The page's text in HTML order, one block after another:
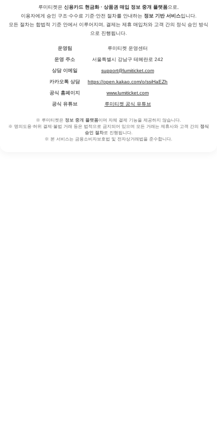
루미티켓은 신용카드 현금화 · 상품권 매입 정보 중개 플랫폼으로,
이용자에게 승인 구조·수수료 기준·안전 절차를 안내하는 정보 기반 서비스입니다.
모든 절차는 합법적 기준 안에서 이루어지며, 결제는 제휴 매입처와 고객 간의 정식 승인 방식
으로 진행됩니다.
운영팀 루미티켓 운영센터
운영 주소 서울특별시 강남구 테헤란로 242
상담 이메일 support@lumiticket.com
카카오톡 상담 https://open.kakao.com/o/ssiHaEZh
공식 홈페이지 www.lumiticket.com
공식 유튜브 루미티켓 공식 유튜브
※ 루미티켓은 정보 중개 플랫폼이며 자체 결제 기능을 제공하지 않습니다.
※ 명의도용·허위 결제·불법 거래 등은 법적으로 금지되어 있으며 모든 거래는 제휴사와 고객 간의 정식
승인 절차로 진행됩니다.
※ 본 서비스는 금융소비자보호법 및 전자상거래법을 준수합니다.